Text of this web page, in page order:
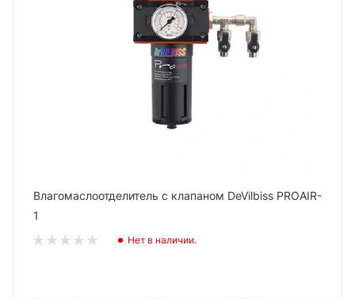
Влагомаслоотделитель с клапаном DeVilbiss PROAIR-
1
Нет в наличии.